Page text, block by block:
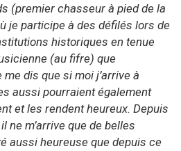
(premier chasseur à pied de la
je participe à des défilés lors de
historiques en tenue
(au fifre) que
me dis que si moi j’arrive à
aussi pourraient également
et les rendent heureux. Depuis
ne m’arrive que de belles
aussi heureuse que depuis ce